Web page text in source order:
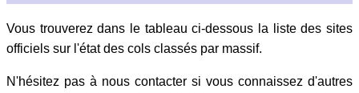
Vous trouverez dans le tableau ci-dessous la liste des sites
officiels sur l'état des cols classés par massif.
N'hésitez pas à nous contacter si vous connaissez d'autres